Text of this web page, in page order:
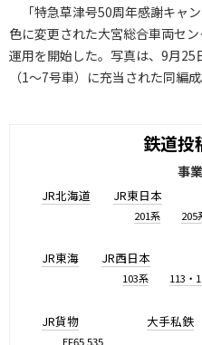
「特急草津号50周年感謝キャ
色に変更された大宮総合車両セ
運用を開始した。写真は、9月
（1～7号車）に充当された同編成
鉄道投
事
JR北海道 JR東日本
201系 205
JR東海 JR西日本
103系 113・
JR貨物
EF65 535
大手私鉄